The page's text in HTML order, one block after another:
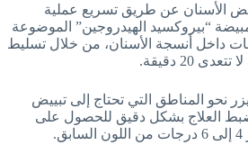
الأسنان عن طريق تسريع عملية
“بيروكسيد الهيدروجين” الموضوعة
داخل أنسجة الأسنان، من خلال تسليط
20 دقيقة.
نحو المناطق التي تحتاج إلى تبييض
العلاج بشكل دقيق للحصول على